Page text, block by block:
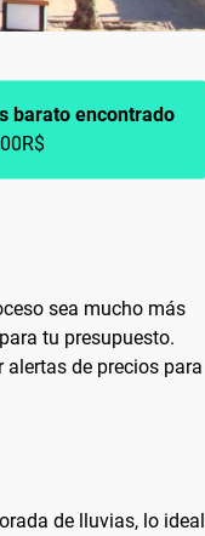
barato encontrado
sea mucho más
tu presupuesto.
de precios para
de lluvias, lo ideal